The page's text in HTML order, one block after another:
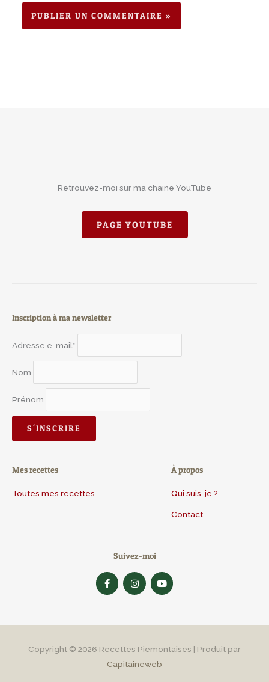
Retrouvez-moi sur ma chaine YouTube
PAGE YOUTUBE
Inscription à ma newsletter
Adresse e-mail*
Nom
Prénom
Mes recettes
Toutes mes recettes
À propos
Qui suis-je ?
Contact
Suivez-moi
F
a
c
-
I
n
s
m
Y
o
u
Copyright © 2026 Recettes Piemontaises | Produit par
Capitaineweb